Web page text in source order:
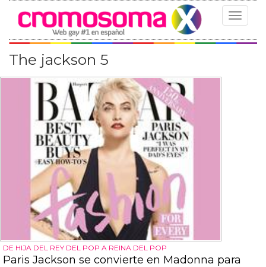
Toggle
The jackson 5
DE HIJA DEL REY DEL POP A REINA DEL POP
Paris Jackson se convierte en Madonna para